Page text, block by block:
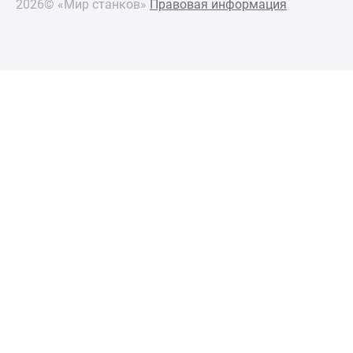
2026© «Мир станков» Правовая информация